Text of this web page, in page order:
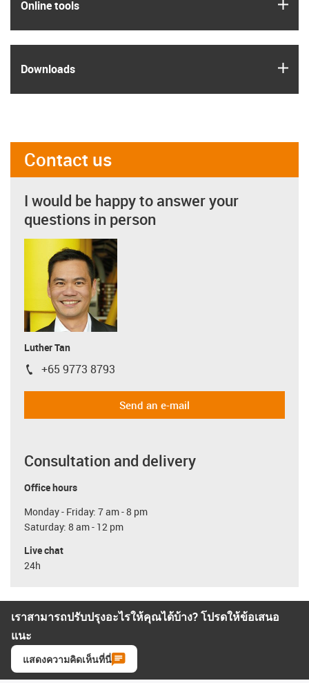
Online tools
Downloads
Contact us
I would be happy to answer your
questions in person
Luther Tan
igus-icon-phone
+65 9773 8793
Send an e-mail
Consultation and delivery
Office hours
Monday - Friday: 7 am - 8 pm
Saturday: 8 am - 12 pm
Live chat
24h
เราสามารถปรับปรุงอะไรให้คุณได้บ้าง? โปรดให้ข้อเสนอ
แนะ
แสดงความคิดเห็นที่นี่